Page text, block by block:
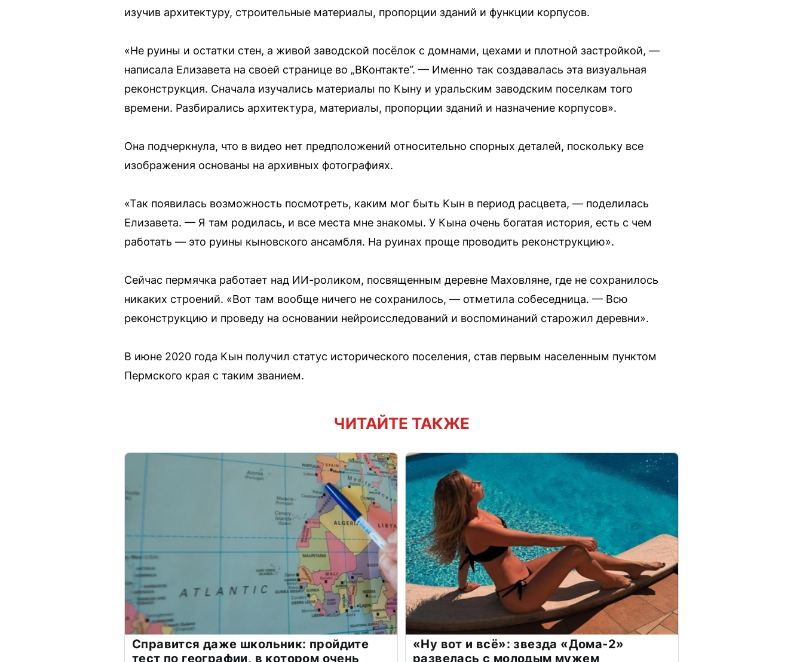
изучив архитектуру, строительные материалы, пропорции зданий и функции корпусов.
«Не руины и остатки стен, а живой заводской посёлок с домнами, цехами и плотной застройкой, —
написала Елизавета на своей странице во „ВКонтакте“. — Именно так создавалась эта визуальная
реконструкция. Сначала изучались материалы по Кыну и уральским заводским поселкам того
времени. Разбирались архитектура, материалы, пропорции зданий и назначение корпусов».
Она подчеркнула, что в видео нет предположений относительно спорных деталей, поскольку все
изображения основаны на архивных фотографиях.
«Так появилась возможность посмотреть, каким мог быть Кын в период расцвета, — поделилась
Елизавета. — Я там родилась, и все места мне знакомы. У Кына очень богатая история, есть с чем
работать — это руины кыновского ансамбля. На руинах проще проводить реконструкцию».
Сейчас пермячка работает над ИИ-роликом, посвященным деревне Маховляне, где не сохранилось
никаких строений. «Вот там вообще ничего не сохранилось, — отметила собеседница. — Всю
реконструкцию и проведу на основании нейроисследований и воспоминаний старожил деревни».
В июне 2020 года Кын получил статус исторического поселения, став первым населенным пунктом
Пермского края с таким званием.
ЧИТАЙТЕ ТАКЖЕ
Справится даже школьник: пройдите
тест по географии, в котором очень
«Ну вот и всё»: звезда «Дома-2»
развелась с молодым мужем